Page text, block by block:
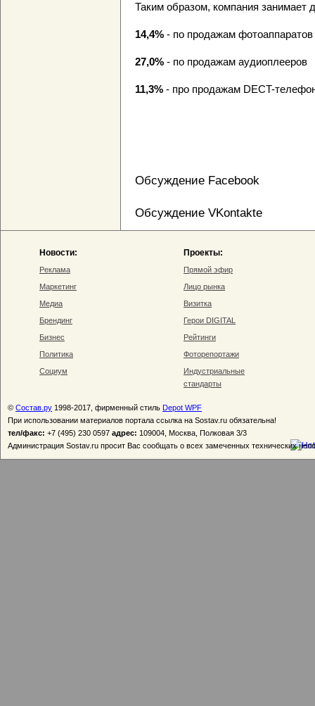
Таким образом, компания занимает
14,4% - по продажам фотоаппаратов
27,0% - по продажам аудиоплееров
11,3% - про продажам DECT-
Обсуждение Facebook
Обсуждение VKontakte
Новости:
Реклама
Маркетинг
Медиа
Брендинг
Бизнес
Политика
Социум
Проекты:
Прямой эфир
Лицо рынка
Визитка
Герои DIGITAL
Рейтинги
Фоторепортажи
Индустриальные
стандарты
© Состав.ру 1998-2017, фирменный стиль Depot WPF
При использовании материалов портала ссылка на Sostav.ru обязательна!
тел/факс: +7 (495) 230 0597 адрес: 109004, Москва, Полковая 3/3
Администрация Sostav.ru просит Вас сообщать о всех замеченных технических